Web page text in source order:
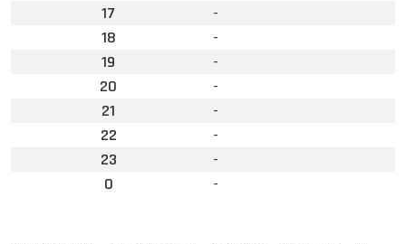
17
-
18
-
19
-
20
-
21
-
22
-
23
-
0
-